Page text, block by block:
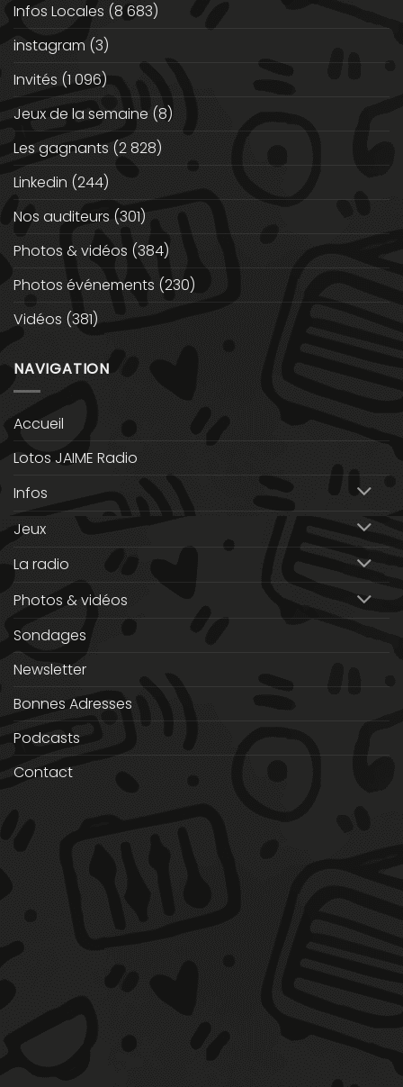
Infos Locales (8 683)
instagram (3)
Invités (1 096)
Jeux de la semaine (8)
Les gagnants (2 828)
Linkedin (244)
Nos auditeurs (301)
Photos & vidéos (384)
Photos événements (230)
Vidéos (381)
NAVIGATION
Accueil
Lotos JAIME Radio
Infos
Jeux
La radio
Photos & vidéos
Sondages
Newsletter
Bonnes Adresses
Podcasts
Contact